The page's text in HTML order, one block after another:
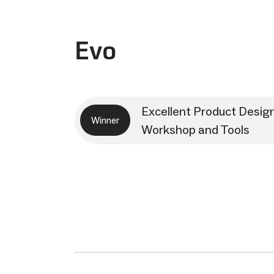
Evo
Winner
Excellent Product
Workshop and Tools